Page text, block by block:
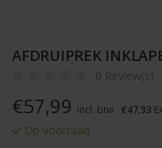
AFDRUIPREK
0 Review(s)
€57,99 Incl. btw €47,93
Op voorraad